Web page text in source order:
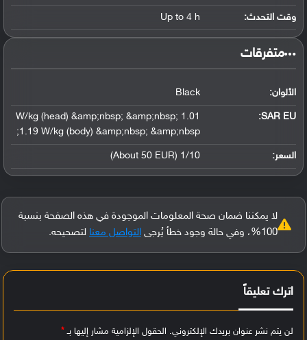
وقت التحدث: Up to 4 h
‏متفرقات‏
الألوان: Black
SAR EU:
1.01 W/kg (head) &amp;nbsp; &amp;nbsp;
1.19 W/kg (body) &amp;nbsp; &amp;nbsp;
السعر: 1/10 (About 50 EUR)
لا يمكننا ضمان صحة المعلومات الموجودة في هذه الصفحة بنسبة
100%، وفي حالة وجود خطأ يُرجى
التواصل معنا لتصحيحه.
اترك تعليقاً
لن يتم نشر عنوان بريدك الإلكتروني. الحقول الإلزامية مشار إليها بـ*